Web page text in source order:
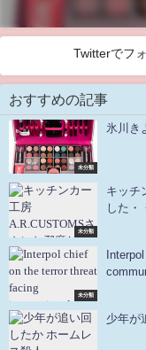
Twitterでフ
おすすめの記事
未分類
氷川き
未分類
キッチ
した・
未分類
少年が